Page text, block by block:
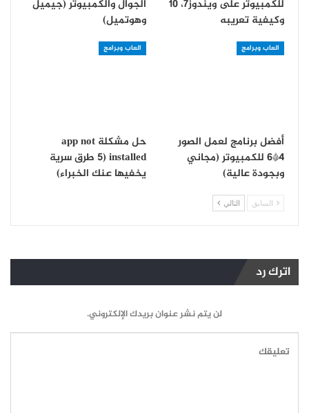
للكمبيوتر على ويندوز7، 10
وكيفية تعريبه
الجوال والكمبيوتر (جيميل
وهوتميل)
العاب وبرامج
أفضل برنامج لعمل الصور
4*6 للكمبيوتر (مجاني
وبجودة عالية)
العاب وبرامج
حل مشكلة app not
installed (5 طرق سرية
يخفيها عنك الخبراء)
السابق التالي
اترك رد
لن يتم نشر عنوان بريدك الإلكتروني.